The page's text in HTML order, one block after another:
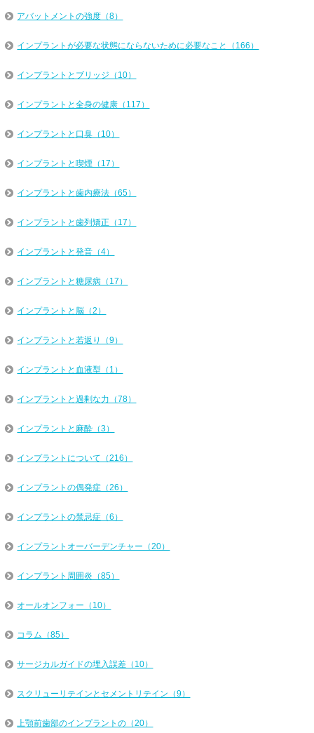
アバットメントの強度（8）
インプラントが必要な状態にならないために必要なこと（166）
インプラントとブリッジ（10）
インプラントと全身の健康（117）
インプラントと口臭（10）
インプラントと喫煙（17）
インプラントと歯内療法（65）
インプラントと歯列矯正（17）
インプラントと発音（4）
インプラントと糖尿病（17）
インプラントと脳（2）
インプラントと若返り（9）
インプラントと血液型（1）
インプラントと過剰な力（78）
インプラントと麻酔（3）
インプラントについて（216）
インプラントの偶発症（26）
インプラントの禁忌症（6）
インプラントオーバーデンチャー（20）
インプラント周囲炎（85）
オールオンフォー（10）
コラム（85）
サージカルガイドの埋入誤差（10）
スクリューリテインとセメントリテイン（9）
上顎前歯部のインプラントの（20）